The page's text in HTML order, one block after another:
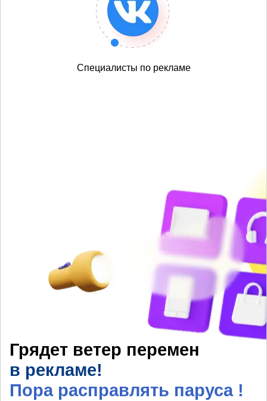
Специалисты по рекламе
Грядет ветер перемен
в рекламе!
Пора расправлять паруса !